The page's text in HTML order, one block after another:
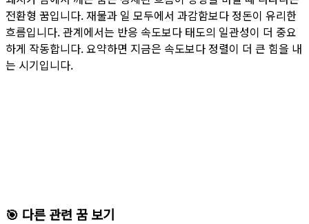
전환형 꿈입니다. 재물과 일 모두에서 과감함보다 정돈이 유리한
흐름입니다. 관계에서는 반응 속도보다 태도의 일관성이 더 중요
하게 작동합니다. 요약하면 지금은 속도보다 정렬이 더 큰 힘을 내
는 시기입니다.
🎯 다른 관련 꿈 보기